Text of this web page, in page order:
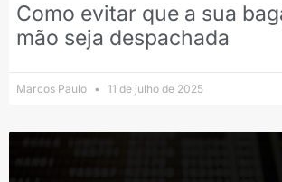
Como evitar que a sua
mão seja despachada
Marcos Paulo 11 de julho de 2025